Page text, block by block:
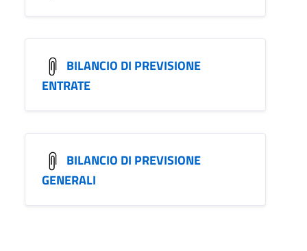
BILANCIO DI PREVISIONE
ENTRATE
BILANCIO DI PREVISIONE
GENERALI